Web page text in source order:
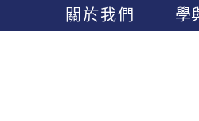
關於我們 學